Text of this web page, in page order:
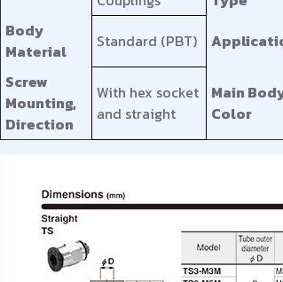
Body
Material
Standard (PBT)
Screw
Mounting,
Direction
With hex socket
and straight
Main
Color